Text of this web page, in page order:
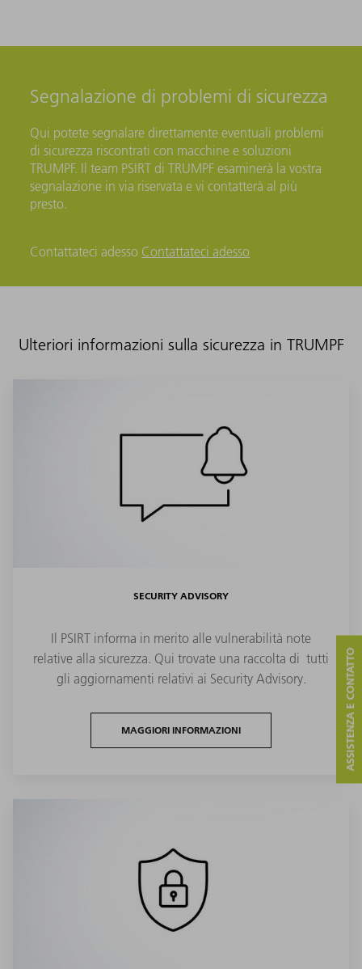
Segnalazione di problemi di sicurezza
Qui potete segnalare direttamente eventuali problemi
di sicurezza riscontrati con macchine e soluzioni
TRUMPF. Il team PSIRT di TRUMPF esaminerà la vostra
segnalazione in via riservata e vi contatterà al più
presto.
Contattateci adesso Contattateci adesso
Ulteriori informazioni sulla sicurezza in TRUMPF
SECURITY ADVISORY
Il PSIRT informa in merito alle vulnerabilità note
relative alla sicurezza. Qui trovate una raccolta di tutti
gli aggiornamenti relativi ai Security Advisory.
MAGGIORI INFORMAZIONI ASSISTENZA E CONTATTO